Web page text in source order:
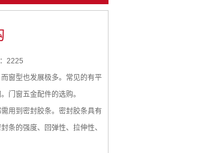
2225
窗型也发展极多。常见的有平
门窗五金配件的选购。
用到密封胶条。密封胶条具有
条的强度、回弹性、拉伸性、